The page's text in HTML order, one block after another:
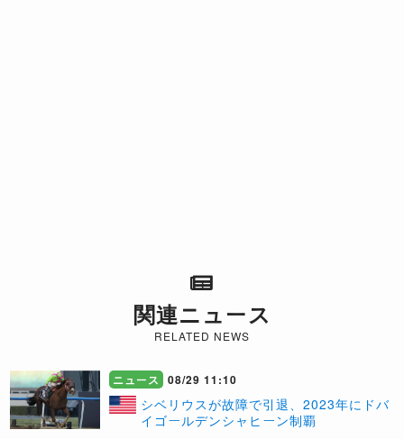
関連ニュース
RELATED NEWS
ニュース 08/29 11:10
​シベリウスが故障で引退、2023年にドバ
イゴールデンシャヒーン制覇